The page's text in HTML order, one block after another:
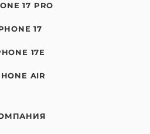
17 PRO
17
17E
AIR